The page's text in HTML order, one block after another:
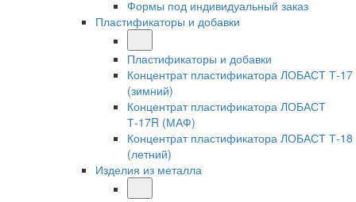
Формы под индивидуальный заказ
Пластификаторы и добавки
Пластификаторы и добавки
Концентрат пластификатора ЛОБАСТ Т-17
(зимний)
Концентрат пластификатора ЛОБАСТ
Т-17R (МАФ)
Концентрат пластификатора ЛОБАСТ Т-18
(летний)
Изделия из металла